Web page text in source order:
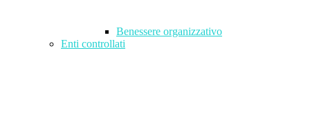
Benessere organizzativo
Enti controllati